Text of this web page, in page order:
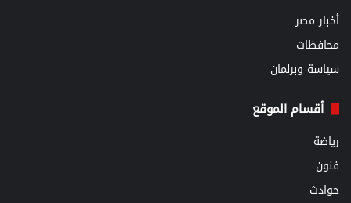
أخبار مصر
محافظات
سياسة وبرلمان
أقسام الموقع
رياضة
فنون
حوادث